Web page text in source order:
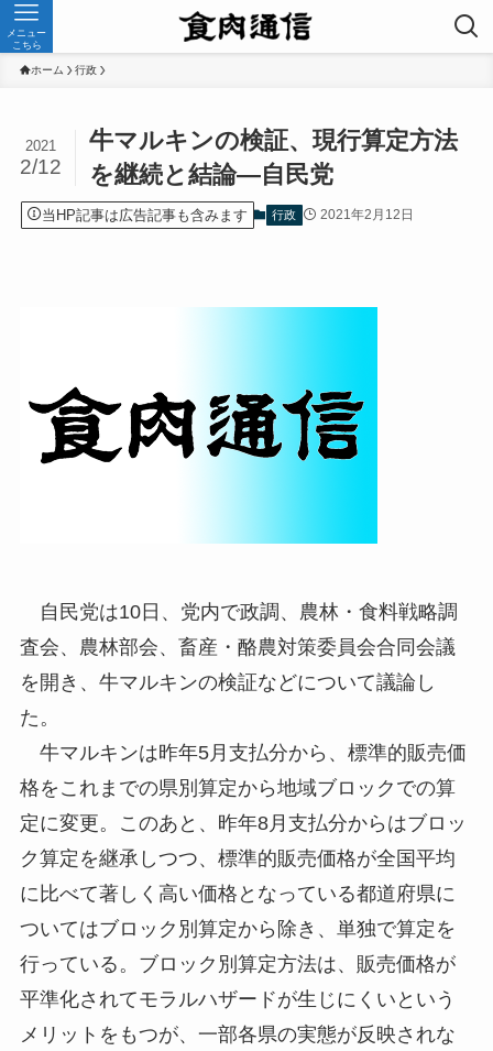
メニュー
こちら
ホーム 行政
牛マルキンの検証、現行算定方法
を継続と結論—自民党
2021
2/12
当HP記事は広告記事も含みます 行政 2021年2月12日
自民党は10日、党内で政調、農林・食料戦略調
査会、農林部会、畜産・酪農対策委員会合同会議
を開き、牛マルキンの検証などについて議論し
た。
牛マルキンは昨年5月支払分から、標準的販売価
格をこれまでの県別算定から地域ブロックでの算
定に変更。このあと、昨年8月支払分からはブロッ
ク算定を継承しつつ、標準的販売価格が全国平均
に比べて著しく高い価格となっている都道府県に
ついてはブロック別算定から除き、単独で算定を
行っている。ブロック別算定方法は、販売価格が
平準化されてモラルハザードが生じにくいという
メリットをもつが、一部各県の実態が反映されな